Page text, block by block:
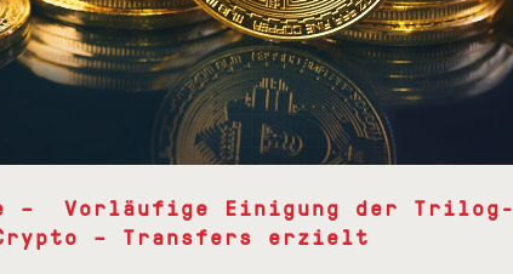
– Vorläufige Einigung der Trilog-
– Transfers erzielt